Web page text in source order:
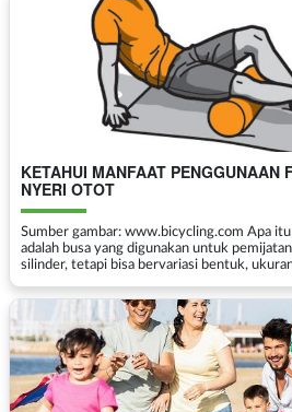
KETAHUI MANFAAT PENGGUNAAN FOAM ROLLER UNTUK
NYERI OTOT
Sumber gambar: www.bicycling.com Apa itu Foam Roller? Foam roller
adalah busa yang digunakan untuk
silinder, tetapi bisa bervariasi bentuk, ukuran